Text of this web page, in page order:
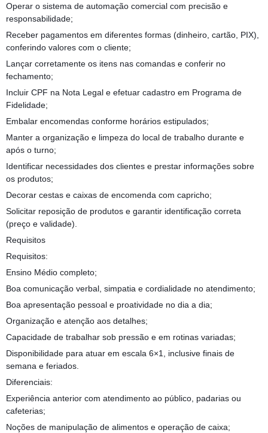
Operar o sistema de automação comercial com precisão e
responsabilidade;
Receber pagamentos em diferentes formas (dinheiro, cartão, PIX),
conferindo valores com o cliente;
Lançar corretamente os itens nas comandas e conferir no
fechamento;
Incluir CPF na Nota Legal e efetuar cadastro em Programa de
Fidelidade;
Embalar encomendas conforme horários estipulados;
Manter a organização e limpeza do local de trabalho durante e
após o turno;
Identificar necessidades dos clientes e prestar informações sobre
os produtos;
Decorar cestas e caixas de encomenda com capricho;
Solicitar reposição de produtos e garantir identificação correta
(preço e validade).
Requisitos
Requisitos:
Ensino Médio completo;
Boa comunicação verbal, simpatia e cordialidade no atendimento;
Boa apresentação pessoal e proatividade no dia a dia;
Organização e atenção aos detalhes;
Capacidade de trabalhar sob pressão e em rotinas variadas;
Disponibilidade para atuar em escala 6×1, inclusive finais de
semana e feriados.
Diferenciais:
Experiência anterior com atendimento ao público, padarias ou
cafeterias;
Noções de manipulação de alimentos e operação de caixa;